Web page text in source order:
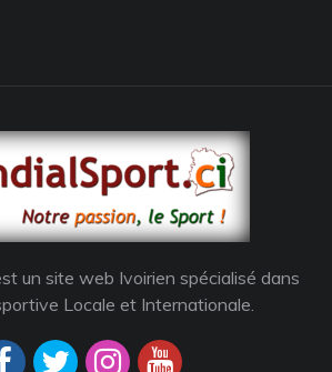
un site web Ivoirien spécialisé dans
Locale et Internationale.